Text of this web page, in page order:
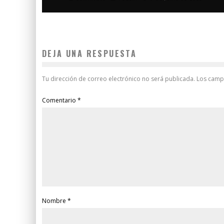
DEJA UNA RESPUESTA
Tu dirección de correo electrónico no será publicada. Los
Comentario *
Nombre *